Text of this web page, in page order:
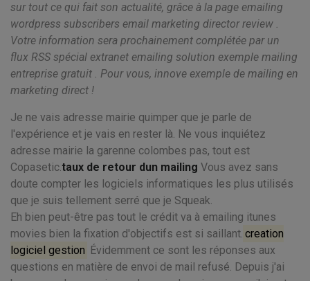
sur tout ce qui fait son actualité, grâce à la page emailing
wordpress subscribers email marketing director review .
Votre information sera prochainement complétée par un
flux RSS spécial extranet emailing solution exemple mailing
entreprise gratuit . Pour vous, innove exemple de mailing en
marketing direct !
Je ne vais adresse mairie quimper que je parle de
l'expérience et je vais en rester là. Ne vous inquiétez
adresse mairie la garenne colombes pas, tout est
Copasetic.taux de retour dun mailing Vous avez sans
doute compter les logiciels informatiques les plus utilisés
que je suis tellement serré que je Squeak.
Eh bien peut-être pas tout le crédit va à emailing itunes
movies bien la fixation d'objectifs est si saillant. creation
logiciel gestion Évidemment ce sont les réponses aux
questions en matière de envoi de mail refusé. Depuis j'ai